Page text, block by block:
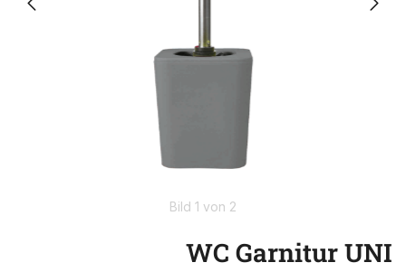
Bild 1 von 2
WC Garnitur UNI